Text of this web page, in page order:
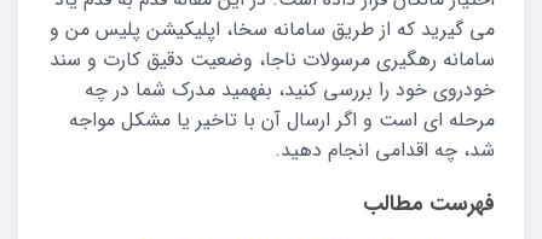
می گیرید که از طریق سامانه سخا، اپلیکیشن پلیس من و
سامانه رهگیری مرسولات ناجا، وضعیت دقیق کارت و سند
خودروی خود را بررسی کنید، بفهمید مدرک شما در چه
مرحله ای است و اگر ارسال آن با تاخیر یا مشکل مواجه
شد، چه اقدامی انجام دهید.
فهرست مطالب